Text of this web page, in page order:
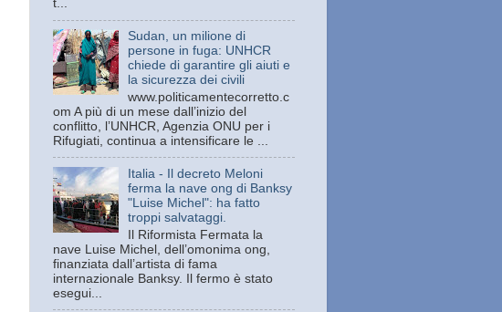
t...
Sudan, un milione di
persone in fuga: UNHCR
chiede di garantire gli aiuti e
la sicurezza dei civili
www.politicamentecorretto.c
om A più di un mese dall’inizio del
conflitto, l’UNHCR, Agenzia ONU per i
Rifugiati, continua a intensificare le ...
Italia - Il decreto Meloni
ferma la nave ong di Banksy
"Luise Michel": ha fatto
troppi salvataggi.
Il Riformista Fermata la
nave Luise Michel, dell’omonima ong,
finanziata dall’artista di fama
internazionale Banksy. Il fermo è stato
esegui...